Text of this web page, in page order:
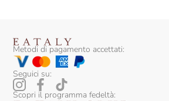
Metodi di pagamento accettati:
Seguici su:
Scopri il programma fedeltà: